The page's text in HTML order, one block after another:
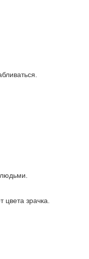
зрачка.